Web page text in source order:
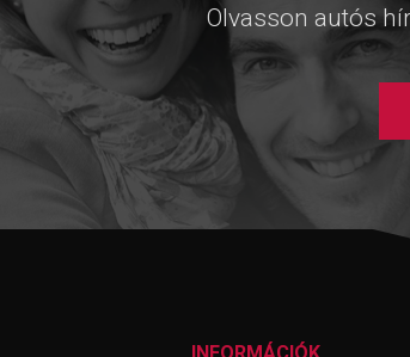
Olvasson autós